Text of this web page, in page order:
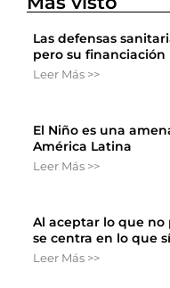
Las defensas
pero su financiación
Leer Más >>
El Niño es una
América Latina
Leer Más >>
Al aceptar lo que no
se centra en lo que
Leer Más >>